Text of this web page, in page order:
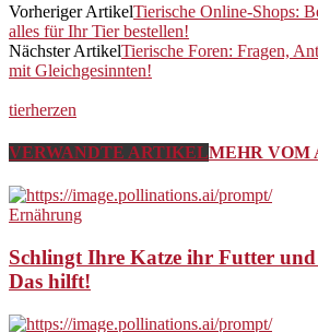
Vorheriger ArtikelTierische Online-Shops:
alles für Ihr Tier bestellen!
Nächster ArtikelTierische Foren: Fragen,
mit Gleichgesinnten!
tierherzen
VERWANDTE ARTIKELMEHR VOM
Ernährung
Schlingt Ihre Katze ihr Futter
Das hilft!